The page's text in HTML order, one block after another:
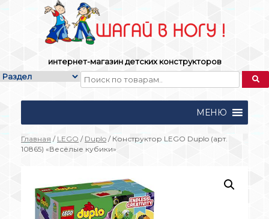
интернет-магазин детских конструкторов
МЕНЮ
Главная / LEGO / Duplo / Конструктор LEGO Duplo (арт.
10865) «Весёлые кубики»